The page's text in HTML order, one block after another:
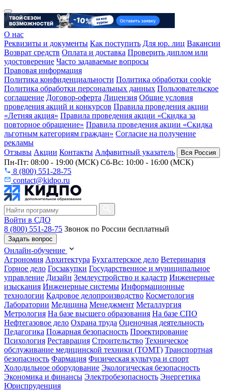
О нас
Реквизиты и документы Как поступить Для юр. лиц Вакансии
Возврат средств Оплата и доставка Проверить диплом или
удостоверение Часто задаваемые вопросы
Правовая информация
Политика конфиденциальности Политика обработки cookie
Политика обработки персональных данных Пользовательское
соглашение Договор-оферта Лицензия Общие условия
проведения акций и конкурсов Правила проведения акции
«Летняя акция» Правила проведения акции «Скидка за
повторное обращение» Правила проведения акции «Скидка
льготным категориям граждан» Согласие на получение
рекламы
Отзывы Акции Контакты Алфавитный указатель Вся Россия
Пн-Пт: 08:00 - 19:00 (МСК) Сб-Вс: 10:00 - 16:00 (МСК)
8 (800) 551-28-75
contact@kidpo.ru
Войти в СДО
8 (800) 551-28-75 Звонок по России бесплатный
Задать вопрос
Онлайн-обучение
Агрономия Архитектура Бухгалтерское дело Ветеринария
Горное дело Госзакупки Государственное и муниципальное
управление Дизайн Землеустройство и кадастр Инженерные
изыскания Инженерные системы Информационные
технологии Кадровое делопроизводство Косметология
Лаборатории Медицина Менеджмент Металлургия
Метрология На базе высшего образования На базе СПО
Нефтегазовое дело Охрана труда Оценочная деятельность
Педагогика Пожарная безопасность Проектирование
Психология Реставрация Строительство Техническое
обслуживание медицинской техники (ТОМТ) Транспортная
безопасность Фармация Физическая культура и спорт
Холодильное оборудование Экологическая безопасность
Экономика и финансы Электробезопасность Энергетика
Юриспруденция